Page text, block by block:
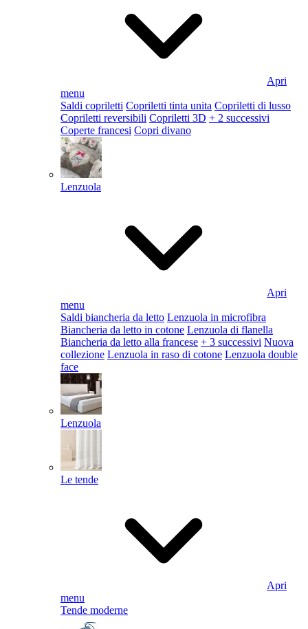
Apri
menu
Saldi copriletti Copriletti tinta unita Copriletti di lusso
Copriletti reversibili Copriletti 3D + 2 successivi
Coperte francesi Copri divano
Lenzuola
Apri
menu
Saldi biancheria da letto Lenzuola in microfibra
Biancheria da letto in cotone Lenzuola di flanella
Biancheria da letto alla francese + 3 successivi Nuova
collezione Lenzuola in raso di cotone Lenzuola double
face
Lenzuola
Le tende
Apri
menu
Tende moderne